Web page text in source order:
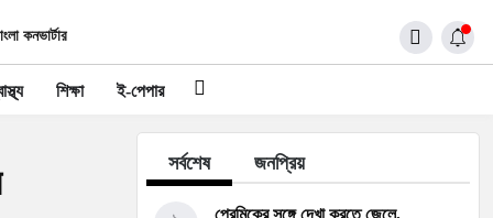
কনভার্টার
শিক্ষা ই-পেপার
সর্বশেষ জনপ্রিয়
প্রেমিকের সঙ্গে দেখা করতে জেলে,